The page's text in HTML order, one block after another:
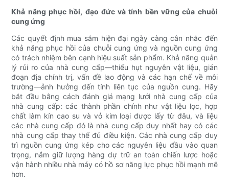
Khả năng phục hồi, đạo đức và tính bền vững của chuỗi
cung ứng
Các quyết định mua sắm hiện đại ngày càng cân nhắc đến
khả năng phục hồi của chuỗi cung ứng và nguồn cung ứng
có trách nhiệm bên cạnh hiệu suất sản phẩm. Khả năng quản
lý rủi ro của nhà cung cấp—thiếu hụt nguyên vật liệu, gián
đoạn địa chính trị, vấn đề lao động và các hạn chế về môi
trường—ảnh hưởng đến tính liên tục của nguồn cung. Hãy
bắt đầu bằng cách đánh giá mạng lưới nhà cung cấp của
nhà cung cấp: các thành phần chính như vật liệu lọc, hợp
chất làm kín cao su và vỏ kim loại được lấy từ đâu, và liệu
các nhà cung cấp đó là nhà cung cấp duy nhất hay có các
nhà cung cấp thay thế đủ điều kiện. Các nhà cung cấp duy
trì nguồn cung ứng kép cho các nguyên liệu đầu vào quan
trọng, nắm giữ lượng hàng dự trữ an toàn chiến lược hoặc
vận hành nhiều nhà máy có hồ sơ năng lực phục hồi mạnh mẽ
hơn.